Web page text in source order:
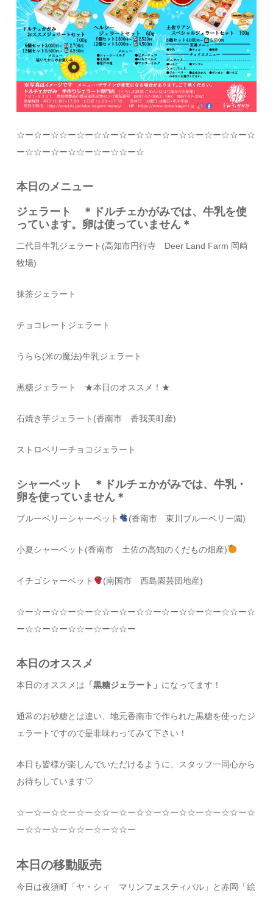
☆ー☆ー☆☆ー☆ー☆☆ー☆ー☆☆ー☆ー☆☆ー☆ー☆☆ー☆
ー☆☆ー☆ー☆☆ー☆ー☆☆ー☆
本日のメニュー
ジェラート ＊ドルチェかがみでは、牛乳を使
っています。卵は使っていません＊
二代目牛乳ジェラート (高知市円行寺 Deer Land Farm 岡﨑
牧場)
抹茶ジェラート
チョコレートジェラート
うらら(米の魔法)牛乳ジェラート
黒糖ジェラート ★本日のオススメ！★
石焼き芋ジェラート(香南市 香我美町産)
ストロベリーチョコジェラート
シャーベット ＊ドルチェかがみでは、牛乳・
卵を使っていません＊
ブルーベリーシャーベット (香南市 東川ブルーベリー園)
小夏シャーベット(香南市 土佐の高知のくだもの畑産)
イチゴシャーベット (南国市 西島園芸団地産)
☆ー☆ー☆☆ー☆ー☆☆ー☆ー☆☆ー☆ー☆☆ー☆ー☆☆ー☆
ー☆☆ー☆ー☆☆ー☆ー☆☆ー
本日のオススメ
本日のオススメは 「黒糖ジェラート」 になってます！
通常のお砂糖とは違い、地元香南市で作られた黒糖を使ったジ
ェラートですので是非味わってみて下さい！
本日も皆様が楽しんでいただけるように、スタッフ一同心から
お待ちしています♡
☆ー☆ー☆☆ー☆ー☆☆ー☆ー☆☆ー☆ー☆☆ー☆ー☆☆ー☆
ー☆☆ー☆ー☆☆ー☆ー☆☆ー
本日の移動販売
今日は夜須町「ヤ・シィ マリンフェスティバル」と赤岡「絵